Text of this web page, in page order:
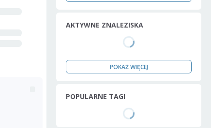
AKTYWNE ZNALEZISKA
POKAŻ WIĘCEJ
POPULARNE TAGI